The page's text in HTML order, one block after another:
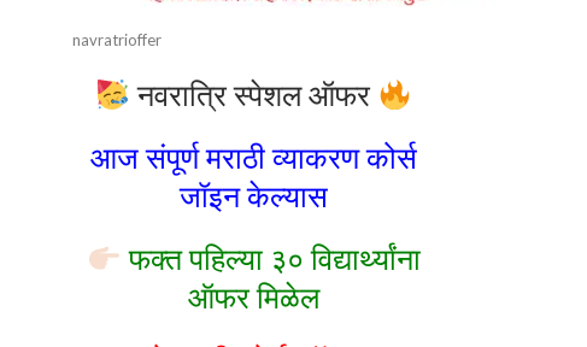
navratrioffer
नवरात्रि स्पेशल ऑफर
आज संपूर्ण मराठी व्याकरण कोर्स
जॉइन केल्यास
फक्त पहिल्या ३० विद्यार्थ्यांना
ऑफर मिळेल